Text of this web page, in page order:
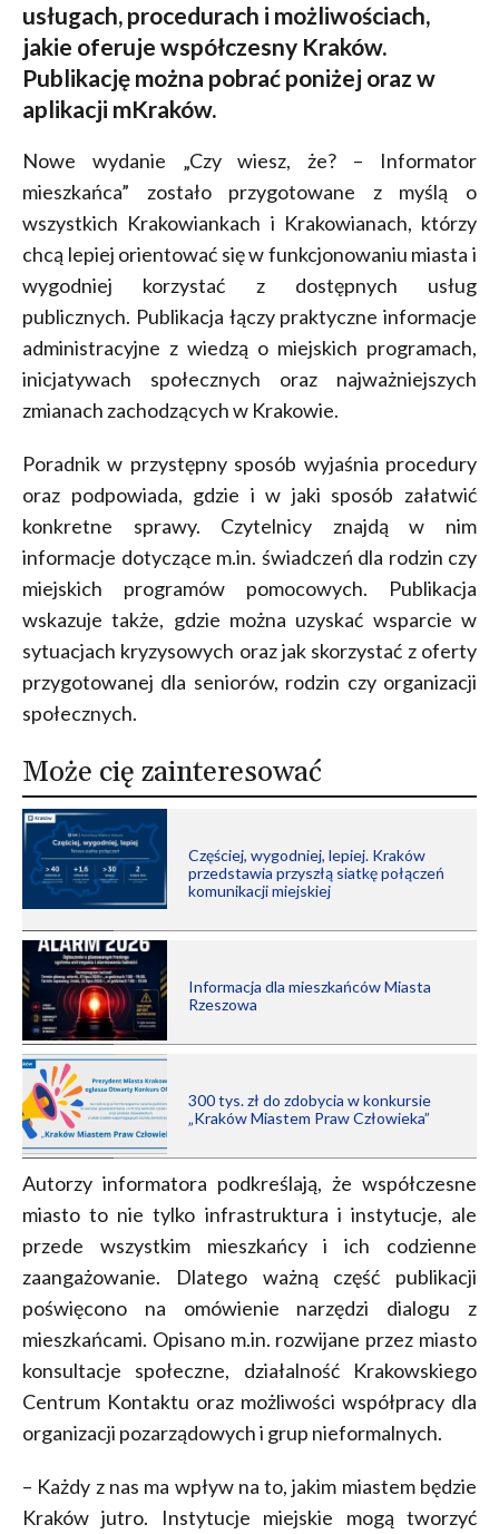
usługach, procedurach i możliwościach,
jakie oferuje współczesny Kraków.
Publikację można pobrać poniżej oraz w
aplikacji mKraków.
Nowe wydanie „Czy wiesz, że? – Informator
mieszkańca” zostało przygotowane z myślą o
wszystkich Krakowiankach i Krakowianach, którzy
chcą lepiej orientować się w funkcjonowaniu miasta i
wygodniej korzystać z dostępnych usług
publicznych. Publikacja łączy praktyczne informacje
administracyjne z wiedzą o miejskich programach,
inicjatywach społecznych oraz najważniejszych
zmianach zachodzących w Krakowie.
Poradnik w przystępny sposób wyjaśnia procedury
oraz podpowiada, gdzie i w jaki sposób załatwić
konkretne sprawy. Czytelnicy znajdą w nim
informacje dotyczące m.in. świadczeń dla rodzin czy
miejskich programów pomocowych. Publikacja
wskazuje także, gdzie można uzyskać wsparcie w
sytuacjach kryzysowych oraz jak skorzystać z oferty
przygotowanej dla seniorów, rodzin czy organizacji
społecznych.
Może cię zainteresować
Częściej, wygodniej, lepiej. Kraków
przedstawia przyszłą siatkę połączeń
komunikacji miejskiej
Informacja dla mieszkańców Miasta
Rzeszowa
300 tys. zł do zdobycia w konkursie
„Kraków Miastem Praw Człowieka”
Autorzy informatora podkreślają, że współczesne
miasto to nie tylko infrastruktura i instytucje, ale
przede wszystkim mieszkańcy i ich codzienne
zaangażowanie. Dlatego ważną część publikacji
poświęcono na omówienie narzędzi dialogu z
mieszkańcami. Opisano m.in. rozwijane przez miasto
konsultacje społeczne, działalność Krakowskiego
Centrum Kontaktu oraz możliwości współpracy dla
organizacji pozarządowych i grup nieformalnych.
– Każdy z nas ma wpływ na to, jakim miastem będzie
Kraków jutro. Instytucje miejskie mogą tworzyć